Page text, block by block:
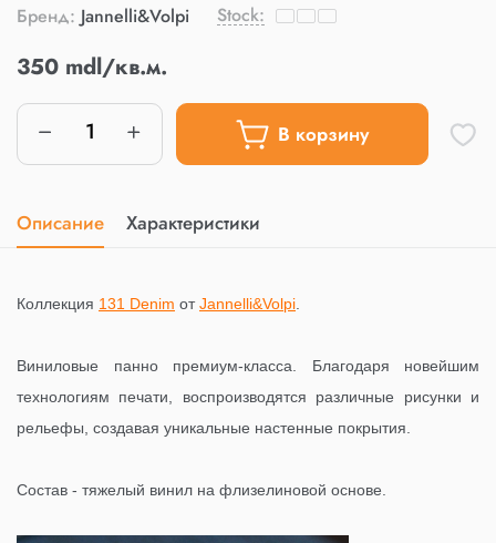
Бренд: Jannelli&Volpi Stock:
350 mdl/кв.м.
В корзину
Описание Характеристики
Коллекция 131 Denim отJannelli&Volpi
Виниловые панно премиум-класса. Благодаря новейшим
технологиям печати, воспроизводятся различные рисунки и
рельефы, создавая уникальные настенные покрытия.
Состав - тяжелый винил на флизелиновой основе.